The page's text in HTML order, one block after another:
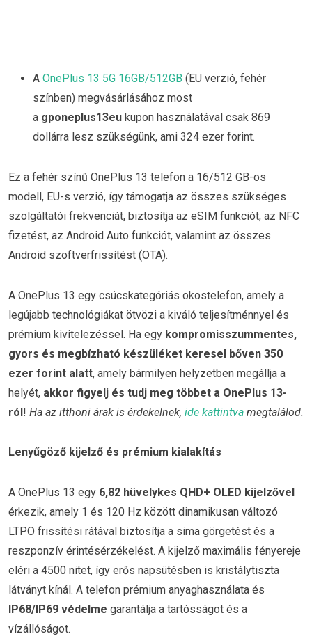
A OnePlus 13 5G 16GB/512GB (EU verzió, fehér
színben) megvásárlásához most
a gponeplus13eu kupon használatával csak 869
dollárra lesz szükségünk, ami 324 ezer forint.
Ez a fehér színű OnePlus 13 telefon a 16/512 GB-os
modell, EU-s verzió, így támogatja az összes szükséges
szolgáltatói frekvenciát, biztosítja az eSIM funkciót, az NFC
fizetést, az Android Auto funkciót, valamint az összes
Android szoftverfrissítést (OTA).
A OnePlus 13 egy csúcskategóriás okostelefon, amely a
legújabb technológiákat ötvözi a kiváló teljesítménnyel és
prémium kivitelezéssel. Ha egy kompromisszummentes,
gyors és megbízható készüléket keresel bőven 350
ezer forint alatt, amely bármilyen helyzetben megállja a
helyét, akkor figyelj és tudj meg többet a OnePlus 13-
ról! Ha az itthoni árak is érdekelnek, ide kattintva megtalálod.
Lenyűgöző kijelző és prémium kialakítás
A OnePlus 13 egy 6,82 hüvelykes QHD+ OLED kijelzővel
érkezik, amely 1 és 120 Hz között dinamikusan változó
LTPO frissítési rátával biztosítja a sima görgetést és a
reszponzív érintésérzékelést. A kijelző maximális fényereje
eléri a 4500 nitet, így erős napsütésben is kristálytiszta
látványt kínál. A telefon prémium anyaghasználata és
IP68/IP69 védelme garantálja a tartósságot és a
vízállóságot.